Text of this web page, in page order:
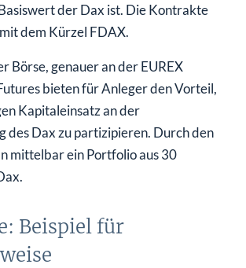
der Dax ist. Die Kontrakte
dem Kürzel FDAX.
Börse, genauer an der EUREX
bieten für Anleger den Vorteil,
Kapitaleinsatz an der
des Dax zu partizipieren. Durch den
mittelbar ein Portfolio aus 30
Beispiel für